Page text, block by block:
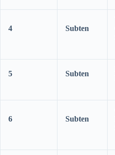
4 Subten
5 Subten
6 Subten